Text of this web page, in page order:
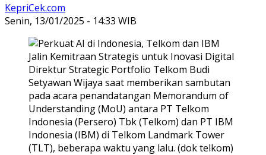
KepriCek.com
Senin, 13/01/2025 - 14:33 WIB
Direktur Strategic Portfolio Telkom Budi
Setyawan Wijaya saat memberikan sambutan
pada acara penandatangan Memorandum of
Understanding (MoU) antara PT Telkom
Indonesia (Persero) Tbk (Telkom) dan PT IBM
Indonesia (IBM) di Telkom Landmark Tower
(TLT), beberapa waktu yang lalu. (dok telkom)